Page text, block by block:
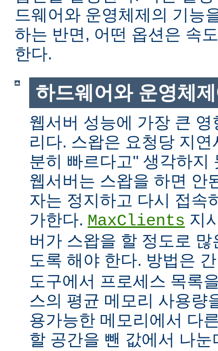
드웨어와 운영체제의 기능
하는 반면, 어떤 옵션은 속
한다.
하드웨어와 운영체
웹서버 성능에 가장 큰
리다. 스왑은 요청당 지
분히 빠르다고" 생각하지
웹서버는 스왑을 하면 안
자는 정지하고 다시 접속
가한다. MaxClients 지
버가 스왑을 할 정도로
도록 해야 한다. 방법은
도구에서 프로세스 목록
스의 평균 메모리 사용량
용가능한 메모리에서 다
할 공간을 뺀 값에서 나눈